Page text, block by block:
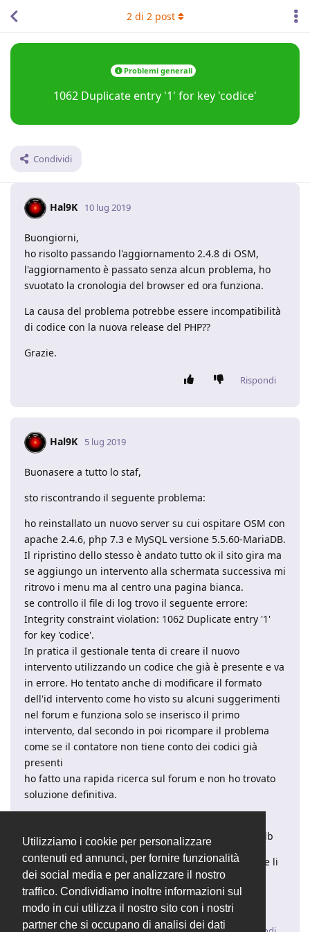
Utilizziamo i cookie per personalizzare
contenuti ed annunci, per fornire funzionalità
dei social media e per analizzare il nostro
traffico. Condividiamo inoltre informazioni sul
modo in cui utilizza il nostro sito con i nostri
partner che si occupano di analisi dei dati
Problemi generali
1062 Duplicate entry '1' for key 'codice'
Condividi
2di 2post
Hal9K 10 lug 2019
Buongiorni,
ho risolto passando l'aggiornamento 2.4.8 di OSM,
l'aggiornamento è passato senza alcun problema, ho
svuotato la cronologia del browser ed ora funziona.
La causa del problema potrebbe essere incompatibilità
di codice con la nuova release del PHP??
Grazie.
Rispondi
Hal9K 5 lug 2019
Buonasere a tutto lo staf,
sto riscontrando il seguente problema:
ho reinstallato un nuovo server su cui ospitare OSM con
apache 2.4.6, php 7.3 e MySQL versione 5.5.60-MariaDB.
Il ripristino dello stesso è andato tutto ok il sito gira ma
se aggiungo un intervento alla schermata successiva mi
ritrovo i menu ma al centro una pagina bianca.
se controllo il file di log trovo il seguente errore:
Integrity constraint violation: 1062 Duplicate entry '1'
for key 'codice'.
In pratica il gestionale tenta di creare il nuovo
intervento utilizzando un codice che già è presente e va
in errore. Ho tentato anche di modificare il formato
dell'id intervento come ho visto su alcuni suggerimenti
nel forum e funziona solo se inserisco il primo
intervento, dal secondo in poi ricompare il problema
come se il contatore non tiene conto dei codici già
presenti
ho fatto una rapida ricerca sul forum e non ho trovato
soluzione definitiva.
aggiornamento ma ho errori sulla conversione del db
premetto che il server di origine è ancora presente e li
il gestionale funziona correttamente.
Aiuto